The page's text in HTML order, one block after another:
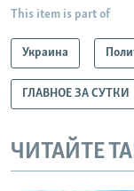
This item is part of
Украина
ГЛАВНОЕ ЗА СУТКИ
ЧИТАЙТЕ